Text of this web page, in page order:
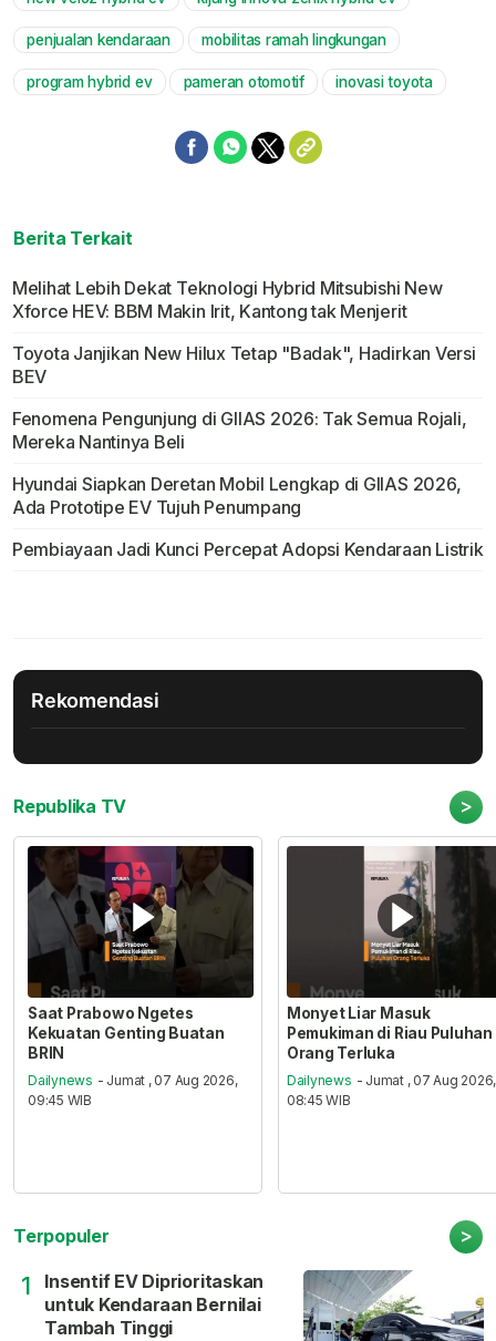
penjualan kendaraan mobilitas ramah lingkungan
program hybrid ev pameran otomotif inovasi toyota
Berita Terkait
Melihat Lebih Dekat Teknologi Hybrid Mitsubishi New
Xforce HEV: BBM Makin Irit, Kantong tak Menjerit
Toyota Janjikan New Hilux Tetap "Badak", Hadirkan Versi
BEV
Fenomena Pengunjung di GIIAS 2026: Tak Semua Rojali,
Mereka Nantinya Beli
Hyundai Siapkan Deretan Mobil Lengkap di GIIAS 2026,
Ada Prototipe EV Tujuh Penumpang
Pembiayaan Jadi Kunci Percepat Adopsi Kendaraan Listrik
Rekomendasi
Republika TV >
Saat Prabowo Ngetes
Kekuatan Genting Buatan
BRIN
Dailynews - Jumat , 07 Aug 2026,
09:45 WIB
Monyet Liar Masuk
Pemukiman di Riau Puluhan
Orang Terluka
Dailynews - Jumat , 07 Aug 2026,
08:45 WIB
Terpopuler >
1
Insentif EV Diprioritaskan
untuk Kendaraan Bernilai
Tambah Tinggi